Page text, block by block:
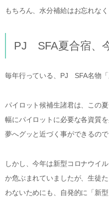
もちろん、水分補給はお忘れなく
PJ SFA夏合宿、
毎年行っている、PJ SFA名物「
パイロット候補生諸君は、この
幅にパイロットに必要な各資質
夢へグッと近づく事ができるの
しかし、今年は新型コロナウイ
か危ぶまれていましたが、生徒
わないためにも、自発的に「新